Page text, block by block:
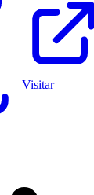
Visitar